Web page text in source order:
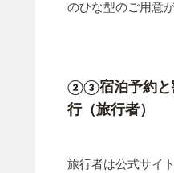
のひな型のご用意
②③宿泊予約と
行（旅行者）
旅行者は公式サイ